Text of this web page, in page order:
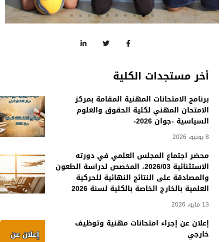
أخر مستجدات الكلية
برنامج الامتحانات المهنية المقامة بمركز
الامتحان المهني لكلية الحقوق والعلوم
السياسية -جوان 2026-
8 يونيو، 2026
محضر اجتماع المجلس العلمي في دورته
الاستثنائية 2026/03، المخصص لدراسة الطعون
والمصادقة على النتائج النهائية للحركية
العلمية بالخارج الخاصة بالكلية لسنة 2026
13 مايو، 2026
إعلان عن إجراء امتحانات مهنية وتوظيف
خارجي
مصلحة الأنشطة الثقافية
السياسية